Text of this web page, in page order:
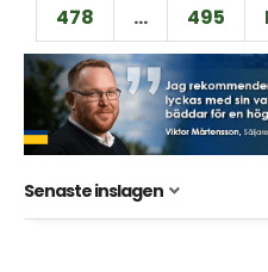
478
… 495
Senaste inslagen